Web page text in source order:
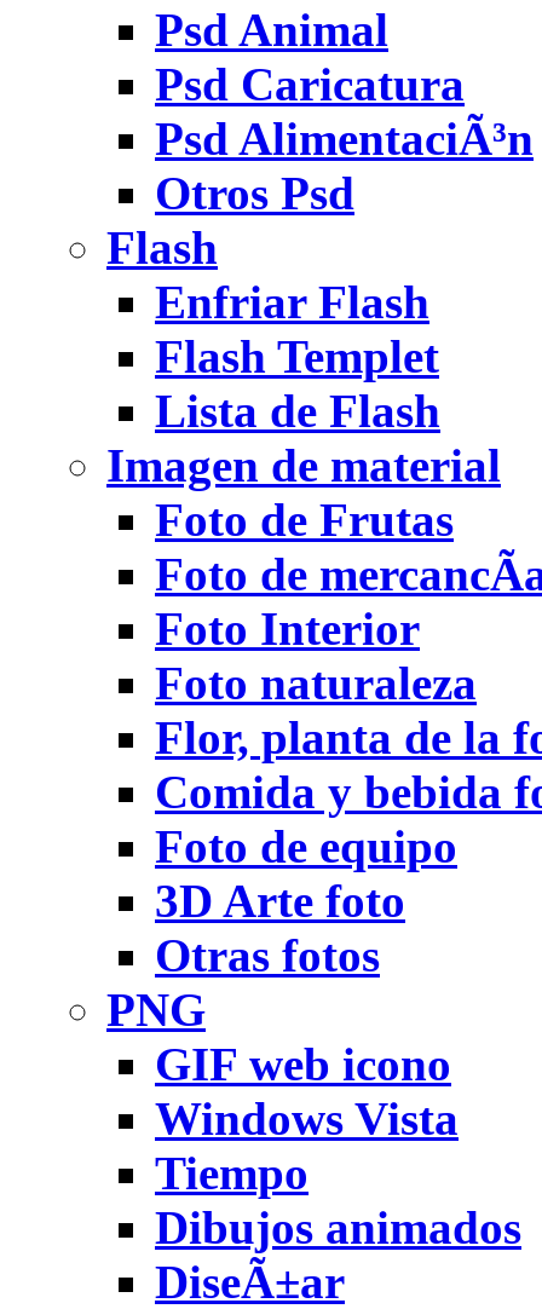
Psd Animal
Psd Caricatura
Psd AlimentaciÃ³n
Otros Psd
Flash
Enfriar Flash
Flash Templet
Lista de Flash
Imagen de material
Foto de Frutas
Foto de
Foto Interior
Foto naturaleza
Flor, planta de la
Comida y bebida
Foto de equipo
3D Arte foto
Otras fotos
PNG
GIF web icono
Windows Vista
Tiempo
Dibujos animados
DiseÃ±ar